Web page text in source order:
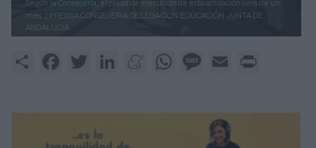
Según la Consejería, el plaza de ejecución de esta actuación será de un
mes. | PRENSA CONSEJERÍA DELEGACIÓN EDUCACIÓN JUNTA DE
ANDALUCÍA.
Share FacebookTwitter LinkedInMeneameWhatsAppMessage
Email